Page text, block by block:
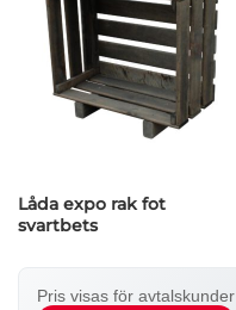
Låda expo rak fot
svartbets
Pris visas för avtalskunder